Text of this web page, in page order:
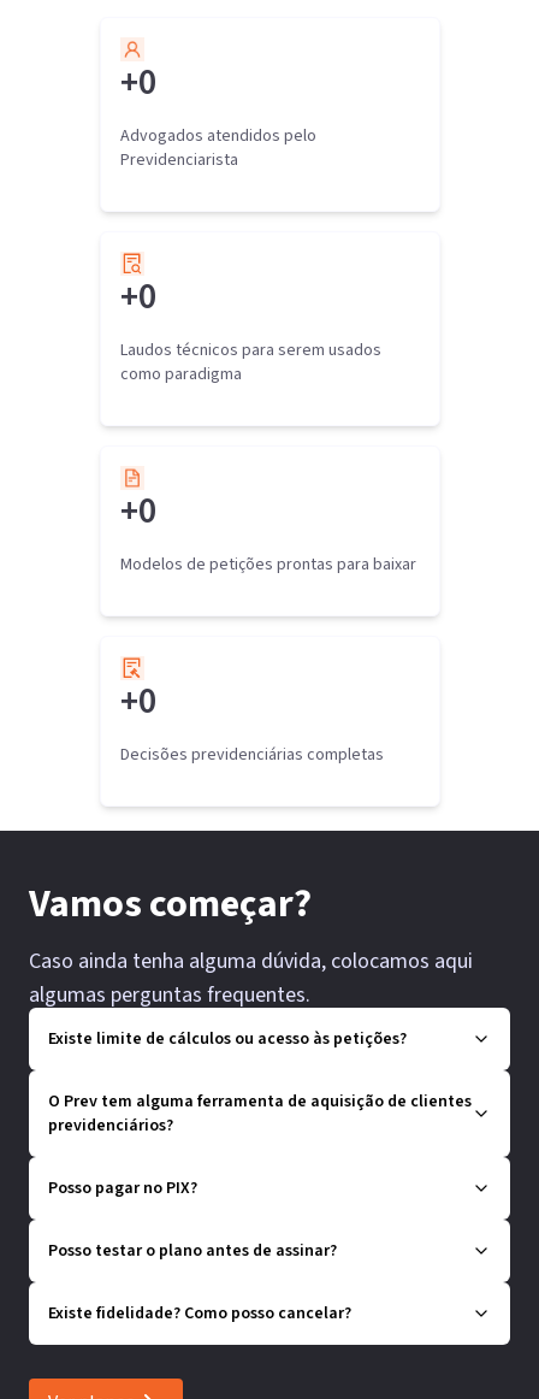
+0
Advogados atendidos pelo
Previdenciarista
+0
Laudos técnicos para serem usados
como paradigma
+0
Modelos de petições prontas para baixar
+0
Decisões previdenciárias completas
Vamos começar?
Caso ainda tenha alguma dúvida, colocamos aqui
algumas perguntas frequentes.
Existe limite de cálculos ou acesso às petições?
O Prev tem alguma ferramenta de aquisição de clientes
previdenciários?
Posso pagar no PIX?
Posso testar o plano antes de assinar?
Existe fidelidade? Como posso cancelar?